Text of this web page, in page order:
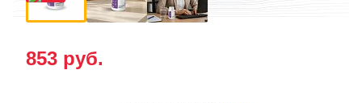
853 руб.